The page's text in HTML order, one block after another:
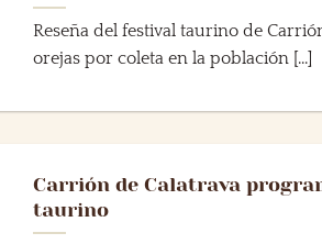
Reseña del festival taurino de
orejas por coleta en la población [...]
Carrión de Calatrava
taurino